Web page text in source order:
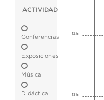
ACTIVIDAD
Conferencias
Exposiciones
Música
Didáctica
12h
13h